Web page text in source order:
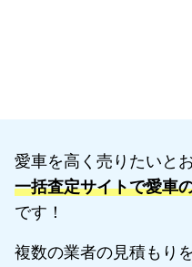
愛車を高く売りたいと
一括査定サイトで愛車
です！
複数の業者の見積もり